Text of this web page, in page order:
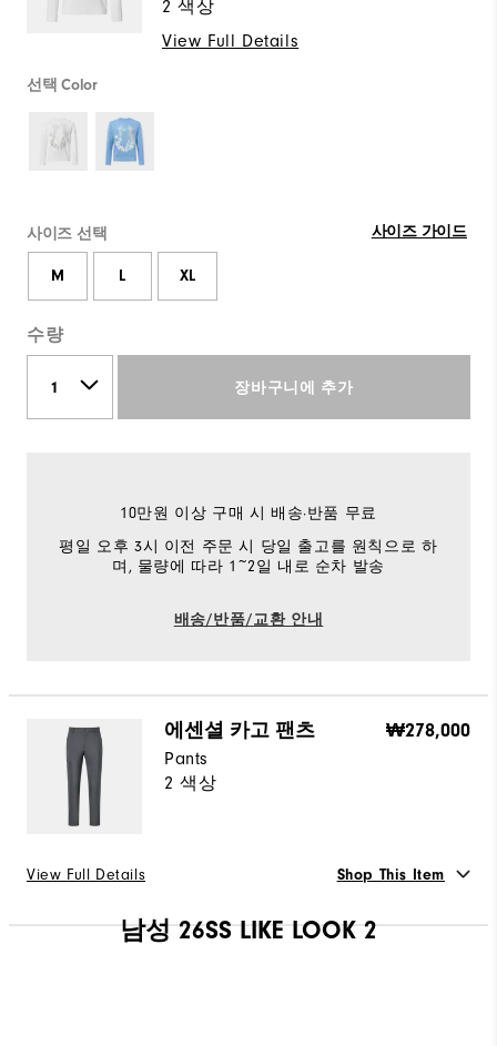
2 색상
View Full Details
선택 Color
사이즈 선택 사이즈 가이드
M L XL
수량
장바구니에 추가
10만원 이상 구매 시 배송·반품 무료
평일 오후 3시 이전 주문 시 당일 출고를 원칙으로 하
며, 물량에 따라 1~2일 내로 순차 발송
배송/반품/교환 안내
에센셜 카고 팬츠
Pants
2 색상
₩278,000
View Full Details Shop This Item
남성 26SS LIKE LOOK 2